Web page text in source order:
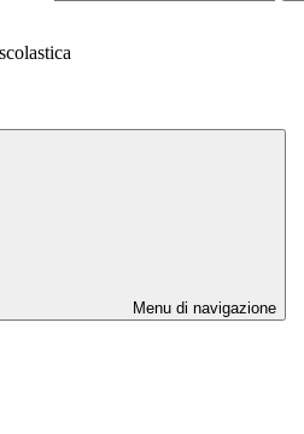
Menu di navigazione